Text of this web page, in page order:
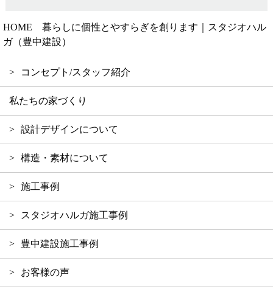
HOME 暮らしに個性とやすらぎを創ります｜スタジオハル
ガ（豊中建設）
コンセプト/スタッフ紹介
私たちの家づくり
設計デザインについて
構造・素材について
施工事例
スタジオハルガ施工事例
豊中建設施工事例
お客様の声